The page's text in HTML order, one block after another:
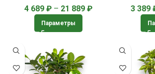
4 689 ₽ – 21 889 ₽
Параметры
3 389